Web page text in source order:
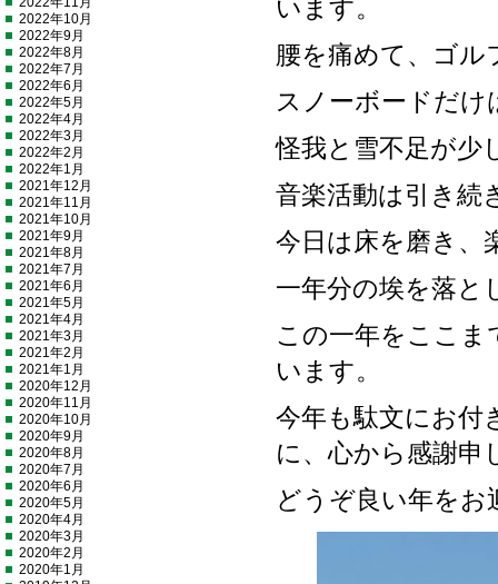
います。
腰を痛めて、ゴル
スノーボードだけ
怪我と雪不足が少
音楽活動は引き続
今日は床を磨き、
一年分の埃を落と
この一年をここま
います。
今年も駄文にお付
に、心から感謝申
どうぞ良い年をお
2022年10月
2022年9月
2022年8月
2022年7月
2022年6月
2022年5月
2022年4月
2022年3月
2022年2月
2022年1月
2021年12月
2021年11月
2021年10月
2021年9月
2021年8月
2021年7月
2021年6月
2021年5月
2021年4月
2021年3月
2021年2月
2021年1月
2020年12月
2020年11月
2020年10月
2020年9月
2020年8月
2020年7月
2020年6月
2020年5月
2020年4月
2020年3月
2020年2月
2020年1月